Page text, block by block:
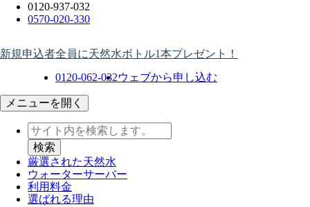
0120-937-032
0570-020-330
新規申込者全員に天然水ボトル1本プレゼント！
0120-062-032ウェブから申し込む
メニューを開く
厳選された天然水
ウォーターサーバー
利用料金
選ばれる理由